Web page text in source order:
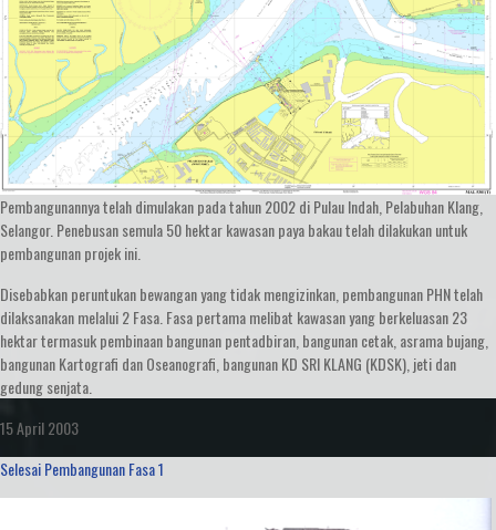
Pembangunannya telah dimulakan pada tahun 2002 di Pulau Indah, Pelabuhan Klang,
Selangor. Penebusan semula 50 hektar kawasan paya bakau telah dilakukan untuk
pembangunan projek ini.
Disebabkan peruntukan bewangan yang tidak mengizinkan, pembangunan PHN telah
dilaksanakan melalui 2 Fasa. Fasa pertama melibat kawasan yang berkeluasan 23
hektar termasuk pembinaan bangunan pentadbiran, bangunan cetak, asrama bujang,
bangunan Kartografi dan Oseanografi, bangunan KD SRI KLANG (KDSK), jeti dan
gedung senjata.
15 April 2003
Selesai Pembangunan Fasa 1